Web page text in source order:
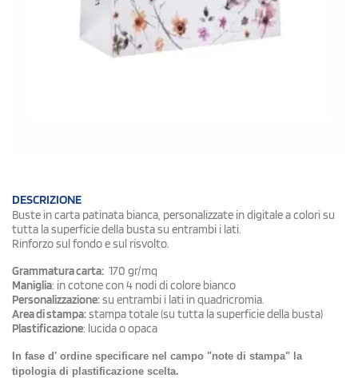
DESCRIZIONE
Buste in carta patinata bianca, personalizzate in digitale a colori su
tutta la superficie della busta su entrambi i lati.
Rinforzo sul fondo e sul risvolto.
Grammatura carta: 170 gr/mq
Maniglia: in cotone con 4 nodi di colore bianco
Personalizzazione:su entrambi i lati in quadricromia.
Area di stampa:stampa totale (su tutta la superficie della busta)
Plastificazione: lucida o opaca
In fase d' ordine specificare nel campo "note di stampa" la
tipologia di plastificazione scelta.